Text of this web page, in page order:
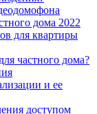
дома 2022
для квартиры
частного дома?
и ее
доступом